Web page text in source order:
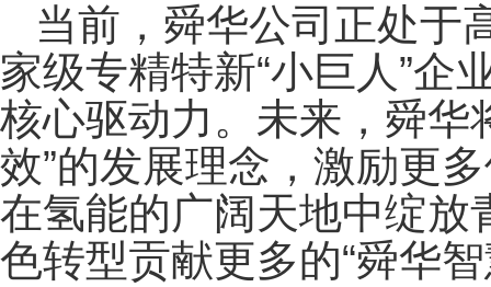
当前，舜华公司正处于
家级专精特新“小巨人”企
核心驱动力。未来，舜华
效”的发展理念，激励更
在氢能的广阔天地中绽放
色转型贡献更多的“舜华智